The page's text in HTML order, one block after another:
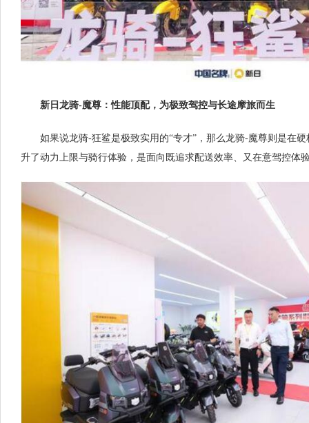
新日龙骑-魔尊：性能顶配，为极致驾控与长途摩旅而生
如果说龙骑-狂鲨是极致实用的“专才”，那么龙骑-魔尊则是在
升了动力上限与骑行体验，是面向既追求配送效率、又在意驾控体